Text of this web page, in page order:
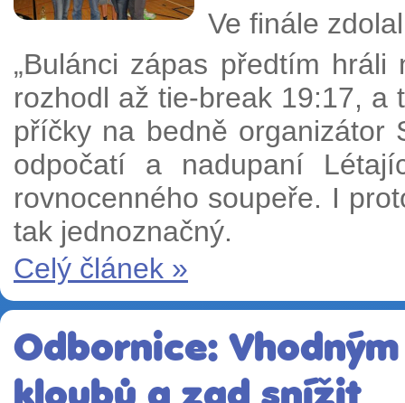
Ve finále
„Bulánci zápas předtím
rozhodl až tie-break 19:17, a
příčky na bedně organizátor
odpočatí a nadupaní
rovnocenného soupeře. I
tak jednoznačný.
Celý článek »
Odbornice: